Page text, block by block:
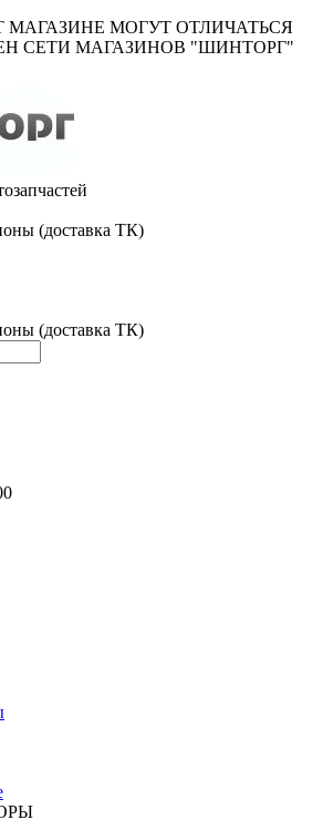
МАГАЗИНЕ МОГУТ ОТЛИЧАТЬСЯ
СЕТИ МАГАЗИНОВ "ШИНТОРГ"
(доставка ТК)
(доставка ТК)